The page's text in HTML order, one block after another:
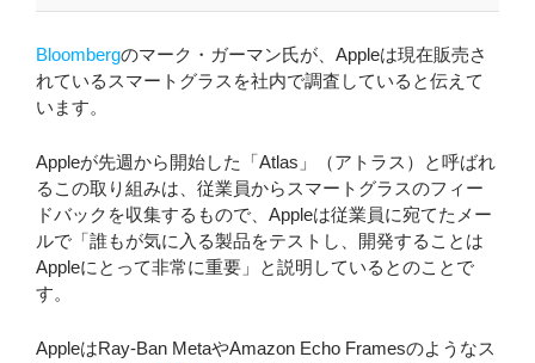
Bloombergのマーク・ガーマン氏が、Appleは現在販売さ
れているスマートグラスを社内で調査していると伝えて
います。
Appleが先週から開始した「Atlas」（アトラス）と呼ばれ
るこの取り組みは、従業員からスマートグラスのフィー
ドバックを収集するもので、Appleは従業員に宛てたメー
ルで「誰もが気に入る製品をテストし、開発することは
Appleにとって非常に重要」と説明しているとのことで
す。
AppleはRay-Ban MetaやAmazon Echo Framesのようなス